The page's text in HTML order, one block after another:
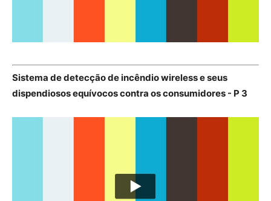
Sistema de detecção de incêndio wireless e seus
dispendiosos equívocos contra os consumidores - P 3